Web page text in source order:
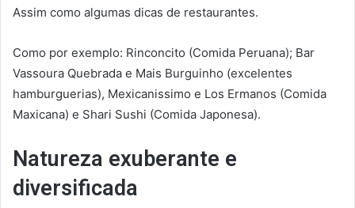
Assim como algumas dicas de restaurantes.
Como por exemplo: Rinconcito (Comida Peruana); Bar
Vassoura Quebrada e Mais Burguinho (excelentes
hamburguerias), Mexicanissimo e Los Ermanos (Comida
Maxicana) e Shari Sushi (Comida Japonesa).
Natureza exuberante e
diversificada